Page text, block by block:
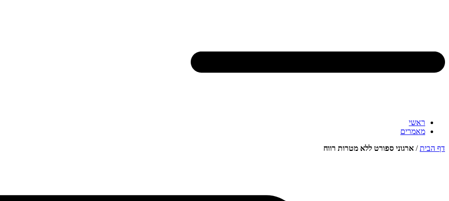
ראשי
מאמרים
דף הבית/ ארגוני ספורט ללא מטרות רווח